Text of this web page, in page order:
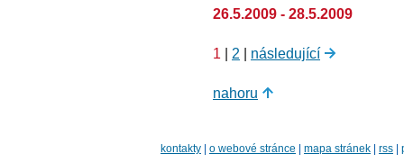
26.5.2009 - 28.5.2009
1 | 2 | následující
nahoru
kontakty | o webové stránce | mapa stránek | rss |